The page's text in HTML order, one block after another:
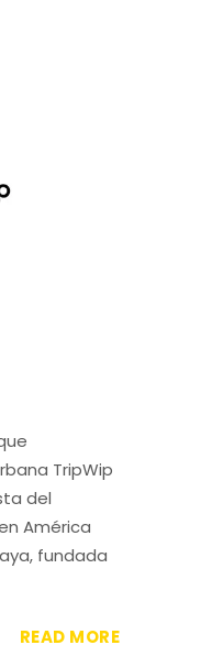
TripWip
del
América
fundada
READ MORE